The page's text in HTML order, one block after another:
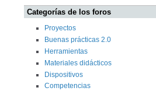
Categorías de los foros
Proyectos
Buenas prácticas 2.0
Herramientas
Materiales didácticos
Dispositivos
Competencias